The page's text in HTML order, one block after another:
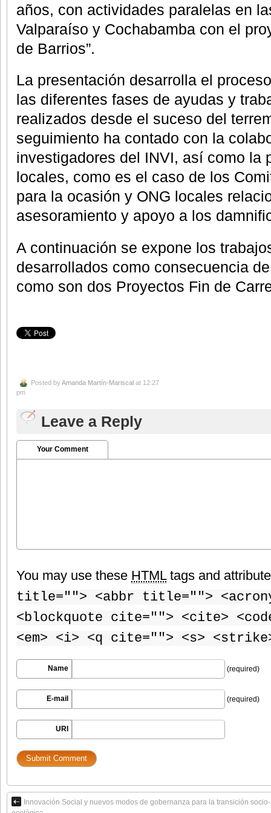
años, con actividades paralelas en
Valparaíso y Cochabamba con el
de Barrios”.
La presentación desarrolla el
las diferentes fases de ayudas y
realizados desde el suceso del
seguimiento ha contado con la
investigadores del INVI, así como la
locales, como es el caso de los
para la ocasión y ONG locales
asesoramiento y apoyo a los
A continuación se expone los
desarrollados como consecuencia
como son dos Proyectos Fin de
Posted byAmanda Martín-Mariscal at 12:27
pm
Leave a Reply
Your Comment
You may use these HTMLtags and
title=""> <abbr title="">
<blockquote cite=""> <cite>
<em> <i> <q cite=""> <s>
Name (required)
E-mail (required)
URI
Innovación Social y nuevos modos de gobernanza para la transición socio-